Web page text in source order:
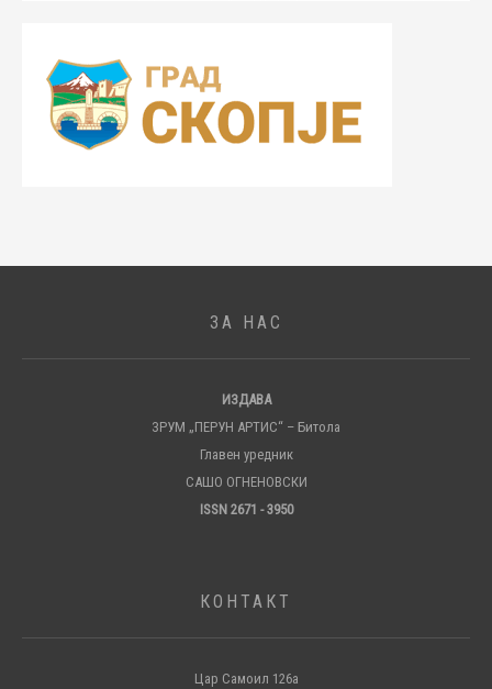
ЗА НАС
ИЗДАВА
ЗРУМ „ПЕРУН АРТИС“ – Битола
Главен уредник
САШО ОГНЕНОВСКИ
ISSN 2671 - 3950
КОНТАКТ
Цар Самоил 126а